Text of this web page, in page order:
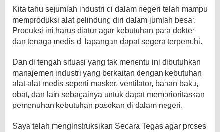
Kita tahu sejumlah industri di dalam negeri telah mampu
memproduksi alat pelindung diri dalam jumlah besar.
Produksi ini harus diatur agar kebutuhan para dokter
dan tenaga medis di lapangan dapat segera terpenuhi.
Dan di tengah situasi yang tak menentu ini dibutuhkan
manajemen industri yang berkaitan dengan kebutuhan
alat-alat medis seperti masker, ventilator, bahan baku,
obat, dan lain sebagainya untuk dapat memprioritaskan
pemenuhan kebutuhan pasokan di dalam negeri.
Saya telah menginstruksikan Secara Tegas agar proses